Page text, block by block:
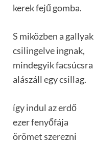
kerek fejű gomba.
S miközben a gallyak
csilingelve ingnak,
mindegyik facsúcsra
alászáll egy csillag.
így indul az erdő
ezer fenyőfája
örömet szerezni